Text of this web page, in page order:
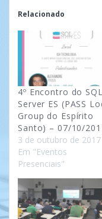
Relacionado
4º Encontro do SQL
Server ES (PASS
Group do Espírito
Santo) – 07/10/
3 de outubro de 2017
Em "Eventos
Presenciais"